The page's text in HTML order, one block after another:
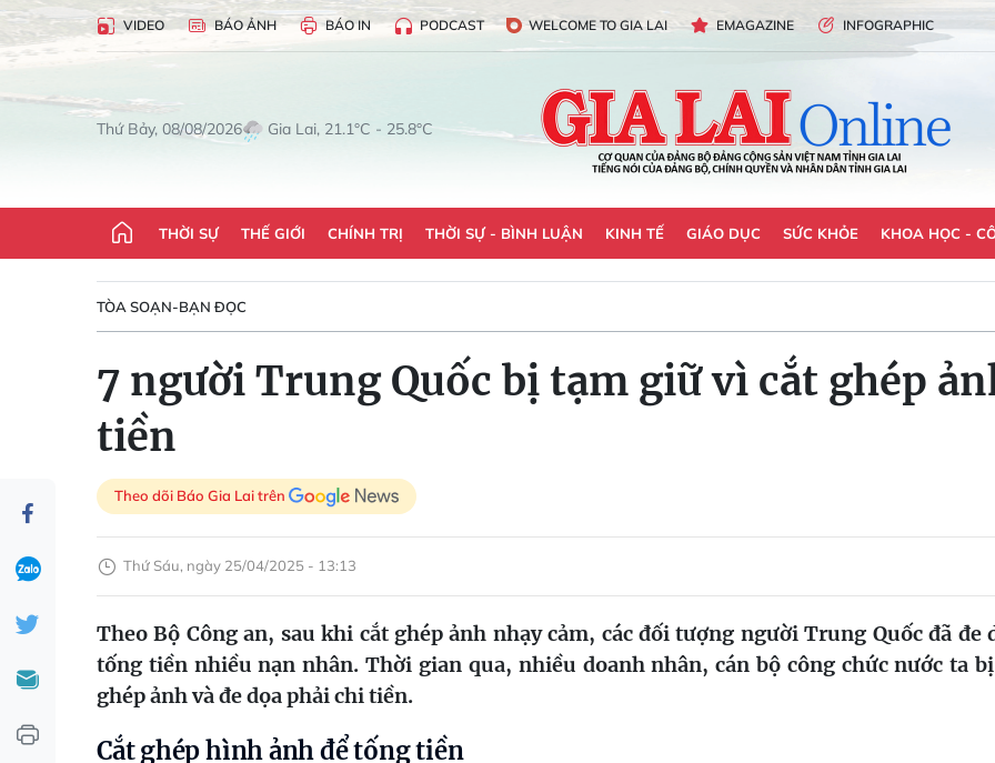
VIDEO BÁO ẢNH BÁO IN PODCAST WELCOME TO GIA LAI EMAGAZINE INFOGRAPHIC
Thứ Bảy, 08/08/2026 Gia Lai, 21.1°C - 25.8°C
THỜI SỰ THẾ GIỚI CHÍNH TRỊ THỜI SỰ - BÌNH LUẬN KINH TẾ GIÁO DỤC SỨC KHỎE KHOA HỌC -
TÒA SOẠN-BẠN ĐỌC
7 người Trung Quốc bị tạm giữ vì cắt ghép
tiền
Theo dõi Báo Gia Lai trên
Thứ Sáu, ngày 25/04/2025 - 13:13
Theo Bộ Công an, sau khi cắt ghép ảnh nhạy cảm, các đối tượng người Trung Quốc đã đe
tống tiền nhiều nạn nhân. Thời gian qua, nhiều doanh nhân, cán bộ công chức nước ta
ghép ảnh và đe dọa phải chi tiền.
Cắt ghép hình ảnh để tống tiền